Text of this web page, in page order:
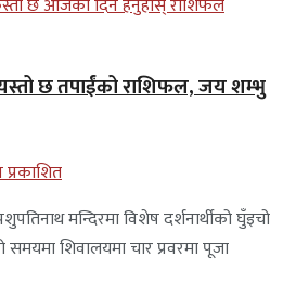
छ तपाईंको राशिफल, जय शम्भु
मन्दिरमा विशेष दर्शनार्थीको घुँइचो
शिवालयमा चार प्रवरमा पूजा